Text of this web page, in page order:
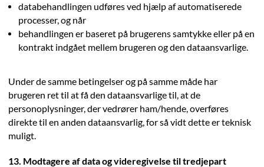
databehandlingen udføres ved hjælp af automatiserede
processer, og når
behandlingen er baseret på brugerens samtykke eller på en
kontrakt indgået mellem brugeren og den dataansvarlige.
Under de samme betingelser og på samme måde har
brugeren ret til at få den dataansvarlige til, at de
personoplysninger, der vedrører ham/hende, overføres
direkte til en anden dataansvarlig, for så vidt dette er teknisk
muligt.
13. Modtagere af data og videregivelse til tredjepart